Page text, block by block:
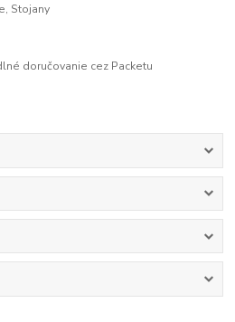
Stojany
doručovanie cez Packetu